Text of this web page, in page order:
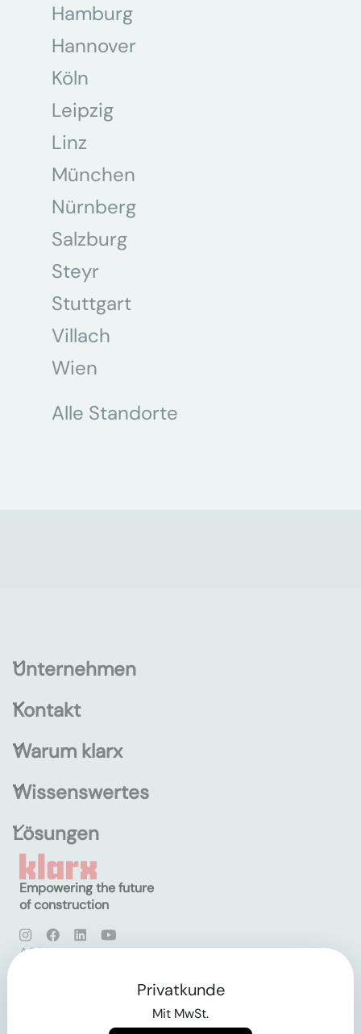
Hamburg
Hannover
Köln
Leipzig
Linz
München
Nürnberg
Salzburg
Steyr
Stuttgart
Villach
Wien
Alle Standorte
Unternehmen
Kontakt
Warum klarx
Wissenswertes
Lösungen
Empowering the future
of construction
AGB
Privatkunde
Mit MwSt.